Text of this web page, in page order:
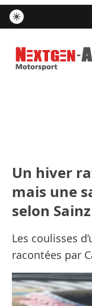
Nextgen-
Un hiver
mais une
selon Sainz
Les coulisses
racontées par